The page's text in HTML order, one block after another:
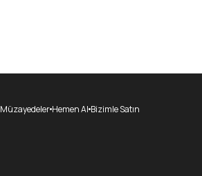
MüzayedelerHemen Al Bizimle Satın